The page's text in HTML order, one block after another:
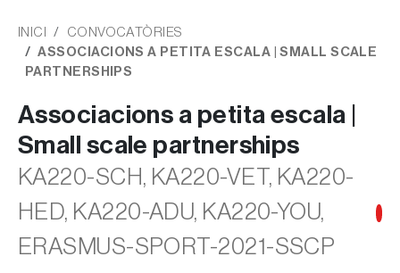
Fil d'ariadna
INICI
CONVOCATÒRIES
ASSOCIACIONS A PETITA ESCALA | SMALL SCALE
PARTNERSHIPS
Associacions a petita escala |
Small scale partnerships
KA220-SCH, KA220-VET, KA220-
HED, KA220-ADU, KA220-YOU,
ERASMUS-SPORT-2021-SSCP